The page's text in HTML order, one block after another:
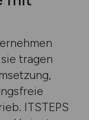
tragen
ITSTEPS